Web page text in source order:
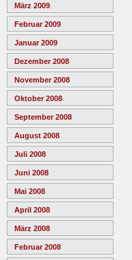
März 2009
Februar 2009
Januar 2009
Dezember 2008
November 2008
Oktober 2008
September 2008
August 2008
Juli 2008
Juni 2008
Mai 2008
April 2008
März 2008
Februar 2008